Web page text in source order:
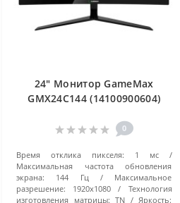
24" Монитор GameMax
GMX24C144 (14100900604)
0
Время отклика пикселя:
1 мс
Максимальная частота обновления
экрана:
144 Гц
Максимальное
разрешение:
1920x1080
Технология
изготовления матрицы: TN Яркость: